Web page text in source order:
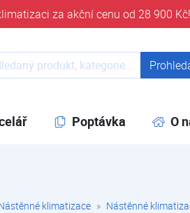
za akční cenu od 28 900 Kč!
web
Poptávka O
klimatizace
Nástěnné